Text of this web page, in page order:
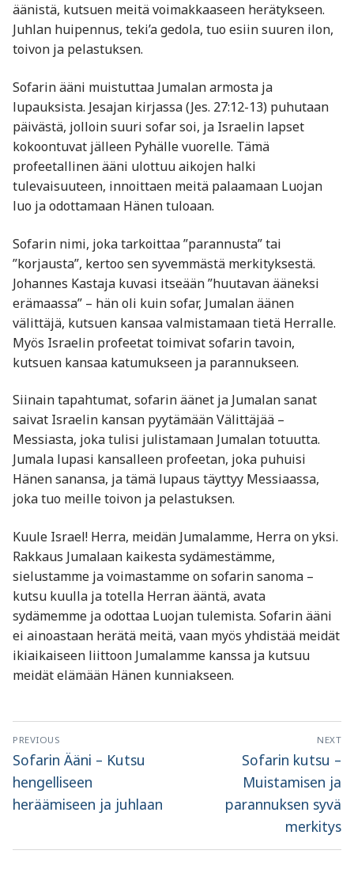
äänistä, kutsuen meitä voimakkaaseen herätykseen.
Juhlan huipennus, teki’a gedola, tuo esiin suuren ilon,
toivon ja pelastuksen.
Sofarin ääni muistuttaa Jumalan armosta ja
lupauksista. Jesajan kirjassa (Jes. 27:12-13) puhutaan
päivästä, jolloin suuri sofar soi, ja Israelin lapset
kokoontuvat jälleen Pyhälle vuorelle. Tämä
profeetallinen ääni ulottuu aikojen halki
tulevaisuuteen, innoittaen meitä palaamaan Luojan
luo ja odottamaan Hänen tuloaan.
Sofarin nimi, joka tarkoittaa ”parannusta” tai
”korjausta”, kertoo sen syvemmästä merkityksestä.
Johannes Kastaja kuvasi itseään ”huutavan ääneksi
erämaassa” – hän oli kuin sofar, Jumalan äänen
välittäjä, kutsuen kansaa valmistamaan tietä Herralle.
Myös Israelin profeetat toimivat sofarin tavoin,
kutsuen kansaa katumukseen ja parannukseen.
Siinain tapahtumat, sofarin äänet ja Jumalan sanat
saivat Israelin kansan pyytämään Välittäjää –
Messiasta, joka tulisi julistamaan Jumalan totuutta.
Jumala lupasi kansalleen profeetan, joka puhuisi
Hänen sanansa, ja tämä lupaus täyttyy Messiaassa,
joka tuo meille toivon ja pelastuksen.
Kuule Israel! Herra, meidän Jumalamme, Herra on yksi.
Rakkaus Jumalaan kaikesta sydämestämme,
sielustamme ja voimastamme on sofarin sanoma –
kutsu kuulla ja totella Herran ääntä, avata
sydämemme ja odottaa Luojan tulemista. Sofarin ääni
ei ainoastaan herätä meitä, vaan myös yhdistää meidät
ikiaikaiseen liittoon Jumalamme kanssa ja kutsuu
meidät elämään Hänen kunniakseen.
Artikkelien
selaus
PREVIOUS
Previous
post:
Sofarin Ääni – Kutsu
hengelliseen
heräämiseen ja juhlaan
NEXT
Next
post:
Sofarin kutsu –
Muistamisen ja
parannuksen syvä
merkitys